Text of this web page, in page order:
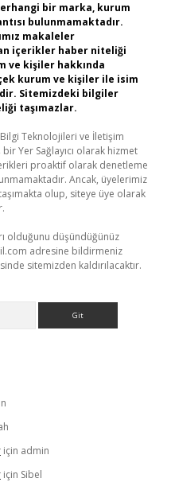
bir marka, kurum
bulunmamaktadır.
makaleler
içerikler haber niteliği
ve kişiler hakkında
kurum ve kişiler ile isim
Sitemizdeki bilgiler
taşımazlar.
Bilgi Teknolojileri ve İletişim
Yer Sağlayıcı olarak hizmet
proaktif olarak denetleme
Ancak, üyelerimiz
olup, siteye üye olarak
olduğunu düşündüğünüz
adresine bildirmeniz
sitemizden kaldırılacaktır.
için admin
için Sibel